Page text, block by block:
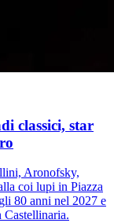
classici, star
Aronofsky,
coi lupi in Piazza
80 anni nel 2027 e
Castellinaria.